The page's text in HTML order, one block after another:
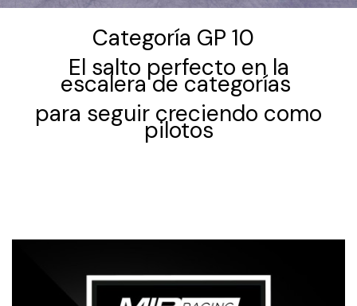
Categoría GP 10
El salto perfecto en la
escalera de categorías
para seguir creciendo como
pilotos